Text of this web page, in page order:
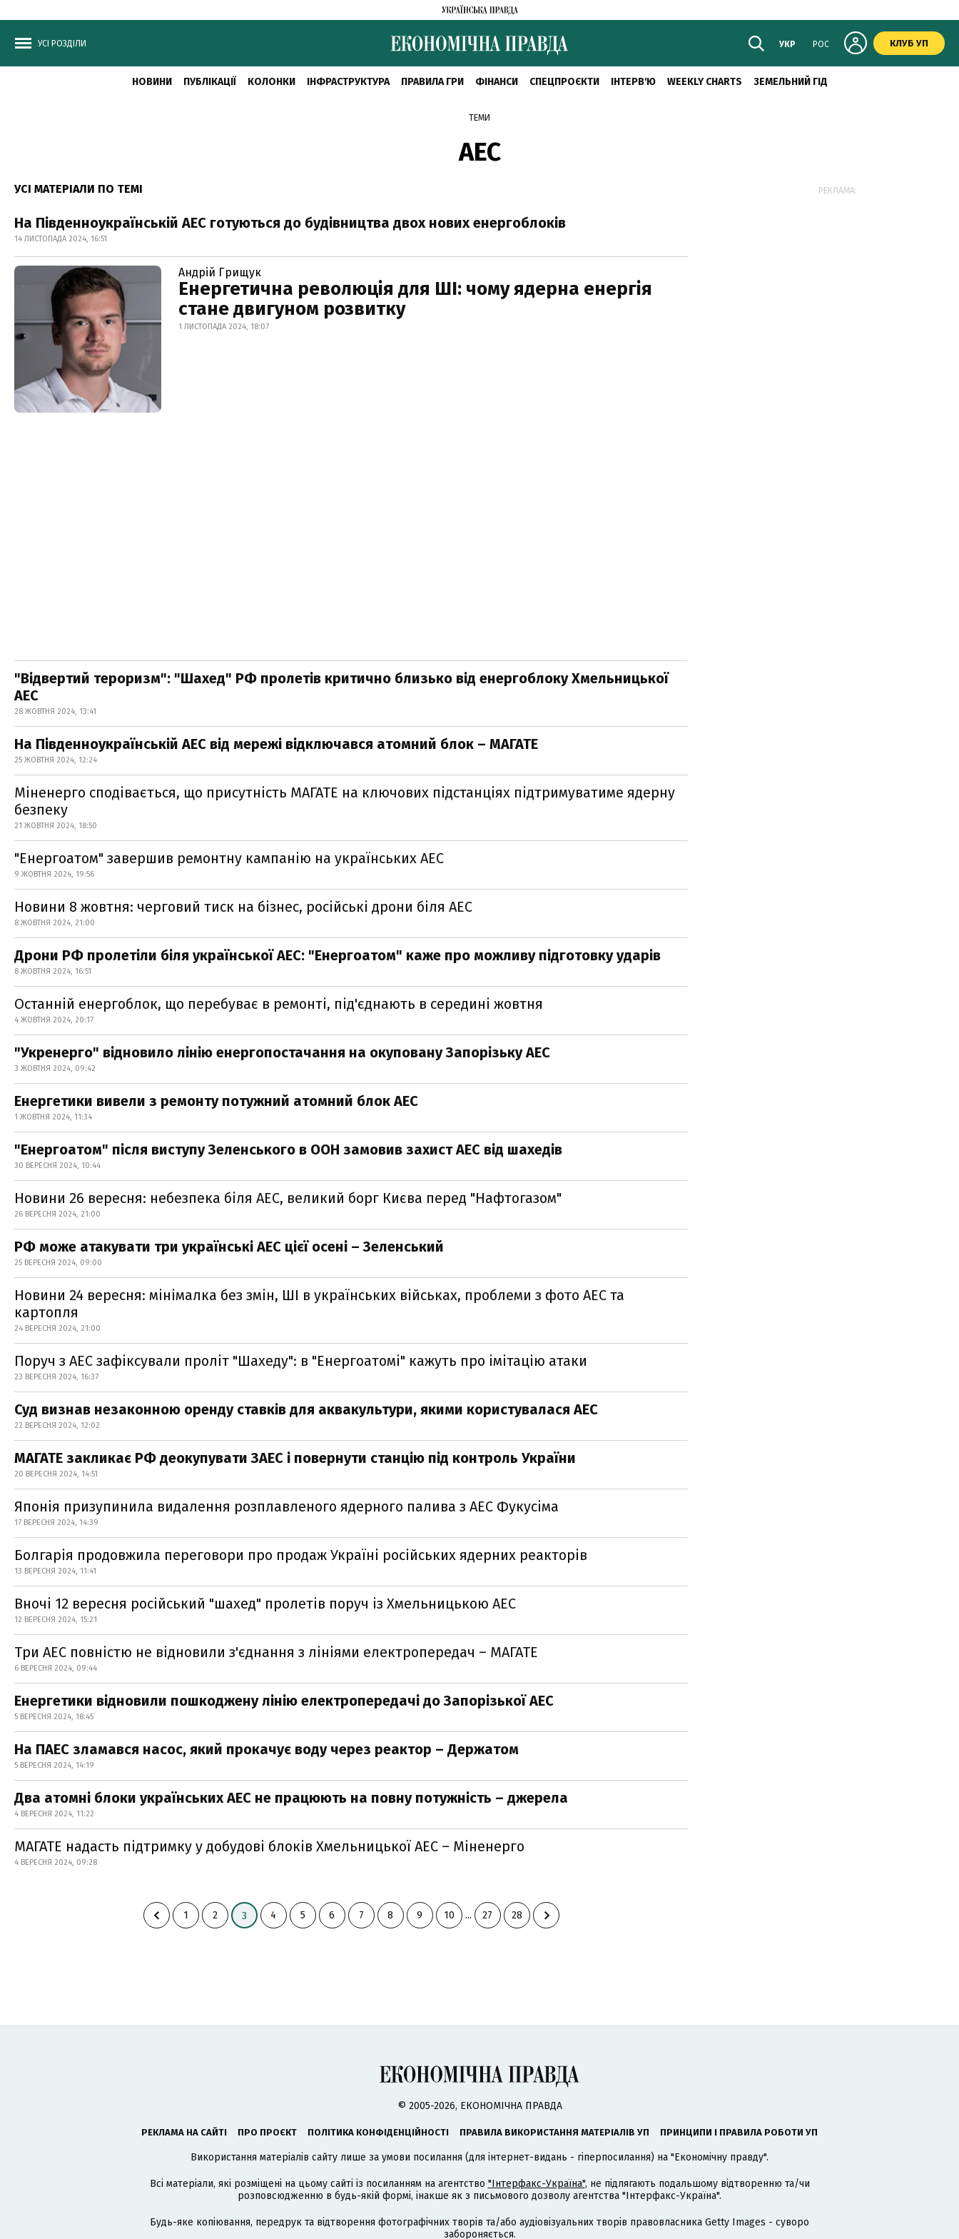
УСІ РОЗДІЛИ УКР РОС КЛУБ УП
НОВИНИ ПУБЛІКАЦІЇ КОЛОНКИ ІНФРАСТРУКТУРА ПРАВИЛА ГРИ ФІНАНСИ СПЕЦПРОЄКТИ ІНТЕРВ'Ю WEEKLY CHARTS ЗЕМЕЛЬНИЙ ГІД
ТЕМИ
АЕС
УСІ МАТЕРІАЛИ ПО ТЕМІ
На Південноукраїнській АЕС готуються до будівництва двох нових енергоблоків
14 ЛИСТОПАДА 2024, 16:51
Андрій Грищук
Енергетична революція для ШІ: чому ядерна енергія
стане двигуном розвитку
1 ЛИСТОПАДА 2024, 18:07
"Відвертий тероризм": "Шахед" РФ пролетів критично близько від енергоблоку Хмельницької
АЕС
28 ЖОВТНЯ 2024, 13:41
На Південноукраїнській АЕС від мережі відключався атомний блок – МАГАТЕ
25 ЖОВТНЯ 2024, 12:24
Міненерго сподівається, що присутність МАГАТЕ на ключових підстанціях підтримуватиме ядерну
безпеку
21 ЖОВТНЯ 2024, 18:50
"Енергоатом" завершив ремонтну кампанію на українських АЕС
9 ЖОВТНЯ 2024, 19:56
Новини 8 жовтня: черговий тиск на бізнес, російські дрони біля АЕС
8 ЖОВТНЯ 2024, 21:00
Дрони РФ пролетіли біля української АЕС: "Енергоатом" каже про можливу підготовку ударів
8 ЖОВТНЯ 2024, 16:51
Останній енергоблок, що перебуває в ремонті, під'єднають в середині жовтня
4 ЖОВТНЯ 2024, 20:17
"Укренерго" відновило лінію енергопостачання на окуповану Запорізьку АЕС
3 ЖОВТНЯ 2024, 09:42
Енергетики вивели з ремонту потужний атомний блок АЕС
1 ЖОВТНЯ 2024, 11:34
"Енергоатом" після виступу Зеленського в ООН замовив захист АЕС від шахедів
30 ВЕРЕСНЯ 2024, 10:44
Новини 26 вересня: небезпека біля АЕС, великий борг Києва перед "Нафтогазом"
26 ВЕРЕСНЯ 2024, 21:00
РФ може атакувати три українські АЕС цієї осені – Зеленський
25 ВЕРЕСНЯ 2024, 09:00
Новини 24 вересня: мінімалка без змін, ШІ в українських військах, проблеми з фото АЕС та
картопля
24 ВЕРЕСНЯ 2024, 21:00
Поруч з АЕС зафіксували проліт "Шахеду": в "Енергоатомі" кажуть про імітацію атаки
23 ВЕРЕСНЯ 2024, 16:37
Суд визнав незаконною оренду ставків для аквакультури, якими користувалася АЕС
22 ВЕРЕСНЯ 2024, 12:02
МАГАТЕ закликає РФ деокупувати ЗАЕС і повернути станцію під контроль України
20 ВЕРЕСНЯ 2024, 14:51
Японія призупинила видалення розплавленого ядерного палива з АЕС Фукусіма
17 ВЕРЕСНЯ 2024, 14:39
Болгарія продовжила переговори про продаж Україні російських ядерних реакторів
13 ВЕРЕСНЯ 2024, 11:41
Вночі 12 вересня російський "шахед" пролетів поруч із Хмельницькою АЕС
12 ВЕРЕСНЯ 2024, 15:21
Три АЕС повністю не відновили з'єднання з лініями електропередач – МАГАТЕ
6 ВЕРЕСНЯ 2024, 09:44
Енергетики відновили пошкоджену лінію електропередачі до Запорізької АЕС
5 ВЕРЕСНЯ 2024, 18:45
На ПАЕС зламався насос, який прокачує воду через реактор – Держатом
5 ВЕРЕСНЯ 2024, 14:19
Два атомні блоки українських АЕС не працюють на повну потужність – джерела
4 ВЕРЕСНЯ 2024, 11:22
МАГАТЕ надасть підтримку у добудові блоків Хмельницької АЕС – Міненерго
4 ВЕРЕСНЯ 2024, 09:28
1 2 3 4 5 6 7 8 9 10 ... 27 28
РЕКЛАМА:
© 2005-2026, ЕКОНОМІЧНА ПРАВДА
РЕКЛАМА НА САЙТІ ПРО ПРОЄКТ ПОЛІТИКА КОНФІДЕНЦІЙНОСТІ ПРАВИЛА ВИКОРИСТАННЯ МАТЕРІАЛІВ УП ПРИНЦИПИ І ПРАВИЛА РОБОТИ УП
Використання матеріалів сайту лише за умови посилання (для інтернет-видань - гіперпосилання) на "Економічну правду".
Всі матеріали, які розміщені на цьому сайті із посиланням на агентство "Інтерфакс-Україна", не підлягають подальшому відтворенню та/чи
розповсюдженню в будь-якій формі, інакше як з письмового дозволу агентства "Інтерфакс-Україна".
Будь-яке копіювання, передрук та відтворення фотографічних творів та/або аудіовізуальних творів правовласника Getty Images - суворо
забороняється.